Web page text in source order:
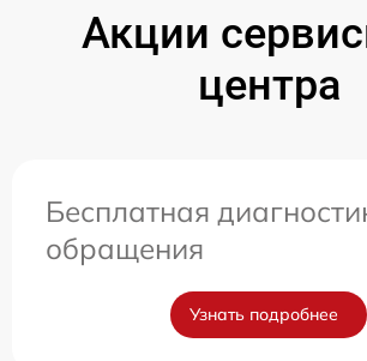
Акции
центра
Бесплатная
обращения
Узнать подробнее